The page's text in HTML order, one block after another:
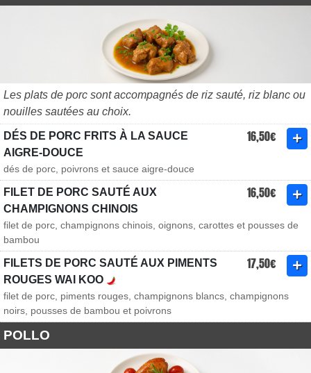
Les plats de porc sont accompagnés de riz sauté, riz blanc ou
nouilles sautées au choix.
DÉS DE PORC FRITS À LA SAUCE
AIGRE-DOUCE
16,50€
dés de porc, poivrons et sauce aigre-douce
FILET DE PORC SAUTÉ AUX
CHAMPIGNONS CHINOIS
16,50€
filet de porc, champignons chinois, oignons, carottes et pousses de
bambou
FILETS DE PORC SAUTÉ AUX PIMENTS
ROUGES WAI KOO
17,50€
filet de porc, piments rouges, champignons blancs, champignons
noirs, pousses de bambou et poivrons
POLLO